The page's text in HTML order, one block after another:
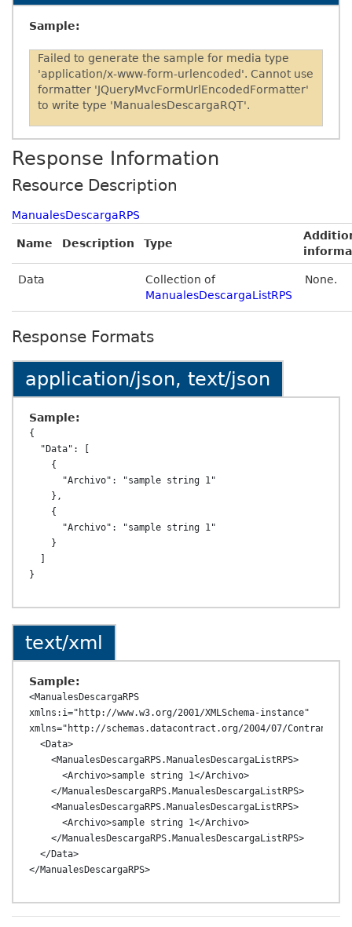
Sample:
Failed to generate the sample for media type
'application/x-www-form-urlencoded'. Cannot use
formatter 'JQueryMvcFormUrlEncodedFormatter'
to write type 'ManualesDescargaRQT'.
Response Information
Resource Description
ManualesDescargaRPS
Name Description Type
Data
Collection of
ManualesDescargaListRPS
None.
Response Formats
application/json, text/json
Sample:
{
text/xml
Sample:
<ManualesDescargaRPS
xmlns:i="http://www.w3.org/2001/XMLSchema-instance"
xmlns="http://schemas.datacontract.org/2004/07/